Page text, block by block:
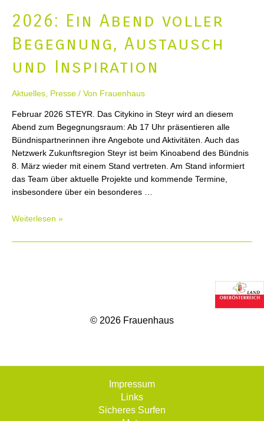
Steyr
2026: Ein Abend voller
Begegnung, Austausch
und Inspiration
Aktuelles, Presse / Von Frauenhaus
Februar 2026 STEYR. Das Citykino in Steyr wird an diesem
Abend zum Begegnungsraum: Ab 17 Uhr präsentieren alle
Bündnispartnerinnen ihre Angebote und Aktivitäten. Auch das
Netzwerk Zukunftsregion Steyr ist beim Kinoabend des Bündnis
8. März wieder mit einem Stand vertreten. Am Stand informiert
das Team über aktuelle Projekte und kommende Termine,
insbesondere über ein besonderes …
2026:
Abend
Weiterlesen »
© 2026 Frauenhaus
Impressum
Links
Sicheres Surfen